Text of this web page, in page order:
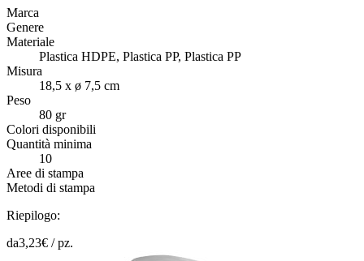
Marca
Genere
Materiale
Plastica HDPE, Plastica PP, Plastica PP
Misura
18,5 x ø 7,5 cm
Peso
80 gr
Colori disponibili
Quantità minima
10
Aree di stampa
Metodi di stampa
Riepilogo:
da3,23€ /pz.